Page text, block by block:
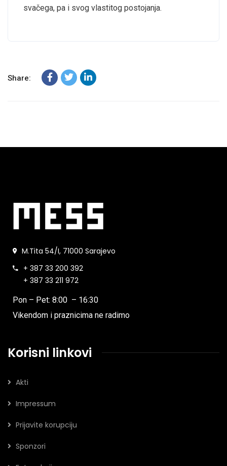
svačega, pa i svog vlastitog postojanja.
Share:
M.Tita 54/I, 71000 Sarajevo
+ 387 33 200 392
+ 387 33 211 972
Pon – Pet: 8:00 – 16:30
Vikendom i praznicima ne radimo
Korisni linkovi
Akti
Impressum
Prijavite korupciju
Sponzori